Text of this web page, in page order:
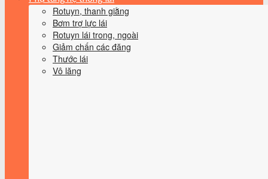
Rotuyn, thanh giằng
Bơm trợ lực lái
Rotuyn lái trong, ngoài
Giảm chấn các đăng
Thước lái
Vô lăng